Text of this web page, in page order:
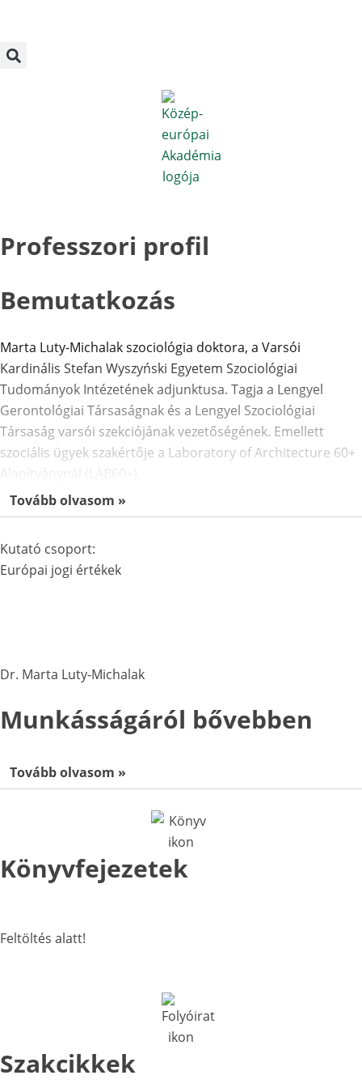
content
Professzori profil
Bemutatkozás
Marta Luty-Michalak szociológia doktora, a Varsói
Kardinális Stefan Wyszyński Egyetem Szociológiai
Tudományok Intézetének adjunktusa. Tagja a Lengyel
Gerontológiai Társaságnak és a Lengyel Szociológiai
Társaság varsói szekciójának vezetőségének. Emellett
szociális ügyek szakértője a Laboratory of Architecture 60+
Alapítványnál (LAB60+).
Tovább olvasom »
Kutató csoport:
Európai jogi értékek
Dr. Marta Luty-Michalak
Munkásságáról bővebben
Tovább olvasom »
Könyvfejezetek
Feltöltés alatt!
Szakcikkek